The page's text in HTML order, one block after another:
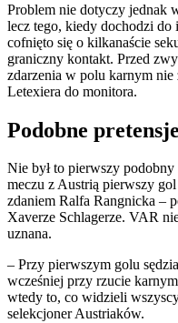
Problem nie dotyczy jednak
lecz tego, kiedy dochodzi
cofnięto się o kilkanaście
graniczny kontakt. Przed
zdarzenia w polu karnym nie
Letexiera do monitora.
Podobne
Nie był to pierwszy
meczu z Austrią pierwszy
zdaniem Ralfa Rangnicka –
Xaverze Schlagerze. VAR
uznana.
– Przy pierwszym golu
wcześniej przy rzucie
wtedy to, co widzieli
selekcjoner Austriaków.